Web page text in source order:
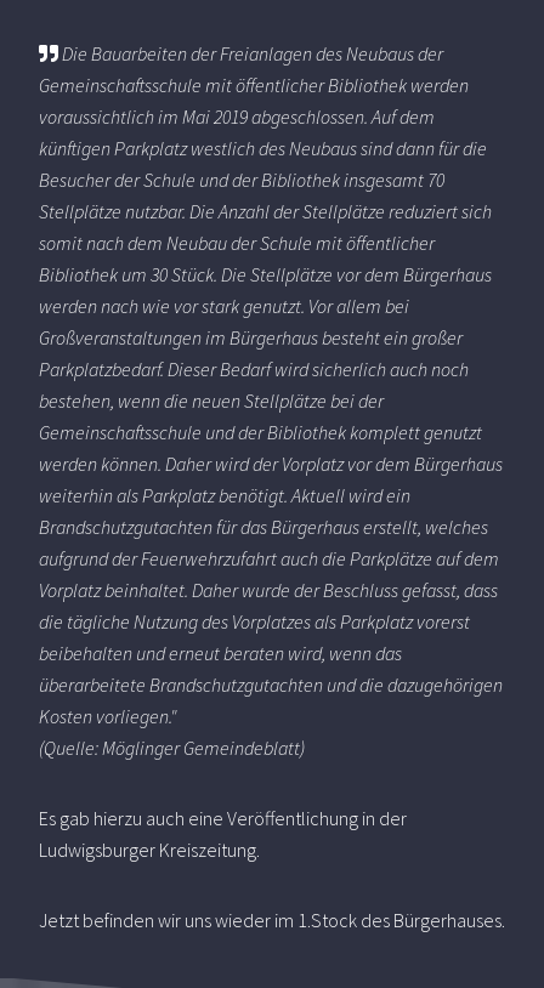
Die Bauarbeiten der Freianlagen des Neubaus der
Gemeinschaftsschule mit öffentlicher Bibliothek werden
voraussichtlich im Mai 2019 abgeschlossen. Auf dem
künftigen Parkplatz westlich des Neubaus sind dann für die
Besucher der Schule und der Bibliothek insgesamt 70
Stellplätze nutzbar. Die Anzahl der Stellplätze reduziert sich
somit nach dem Neubau der Schule mit öffentlicher
Bibliothek um 30 Stück. Die Stellplätze vor dem Bürgerhaus
werden nach wie vor stark genutzt. Vor allem bei
Großveranstaltungen im Bürgerhaus besteht ein großer
Parkplatzbedarf. Dieser Bedarf wird sicherlich auch noch
bestehen, wenn die neuen Stellplätze bei der
Gemeinschaftsschule und der Bibliothek komplett genutzt
werden können. Daher wird der Vorplatz vor dem Bürgerhaus
weiterhin als Parkplatz benötigt. Aktuell wird ein
Brandschutzgutachten für das Bürgerhaus erstellt, welches
aufgrund der Feuerwehrzufahrt auch die Parkplätze auf dem
Vorplatz beinhaltet. Daher wurde der Beschluss gefasst, dass
die tägliche Nutzung des Vorplatzes als Parkplatz vorerst
beibehalten und erneut beraten wird, wenn das
überarbeitete Brandschutzgutachten und die dazugehörigen
Kosten vorliegen."
(Quelle: Möglinger Gemeindeblatt)
Es gab hierzu auch eine Veröffentlichung in der
Ludwigsburger Kreiszeitung.
Jetzt befinden wir uns wieder im 1.Stock des Bürgerhauses.